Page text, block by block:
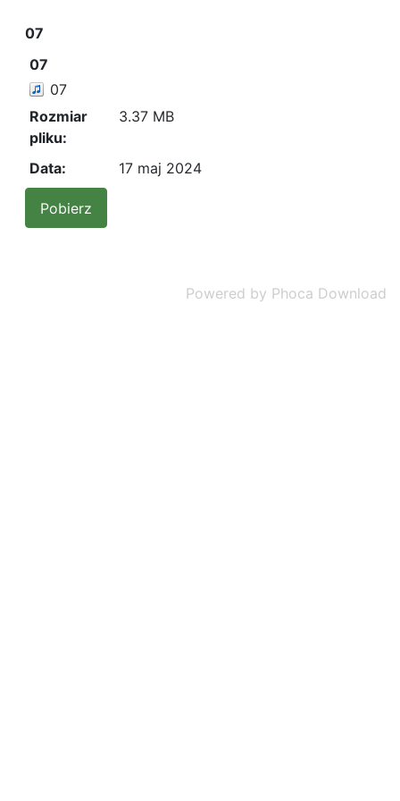
07
07
07
Rozmiar
pliku:
3.37 MB
Data: 17 maj 2024
Powered by Phoca Download